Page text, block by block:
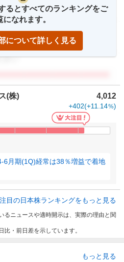
さい
(株) 4,012
+402(+11.14%)
6月期(1Q)経常は38％増益で着地
るとすべてのランキングをご
になれます。
について詳しく見る
目の日本株ランキングをもっと見る
るニュースや適時開示は、実際の理由と関
・前日差を示しています。
もっと見る